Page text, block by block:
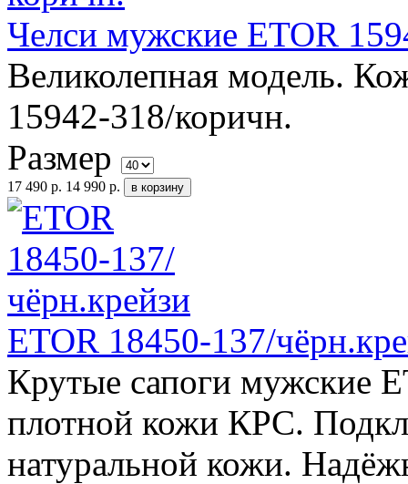
Челси мужские ETOR
Великолепная модель.
15942-318/коричн.
Размер
17 490 р. 14 990 р.
ETOR 18450-137/
Крутые сапоги мужские
плотной кожи КРС.
натуральной кожи.